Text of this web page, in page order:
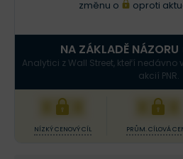
změnu o oproti
NA ZÁKLADĚ NÁZORU
Analytici z Wall Street, kteří
akcií PNR.
XXX
NÍZKÝ CENOVÝ CÍL
XXX
PRŮM. CÍLOVÁ